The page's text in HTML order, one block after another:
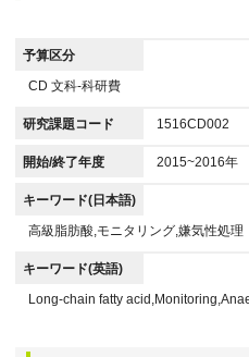
予算区分
CD 文科-科研費
研究課題コード 1516CD002
開始/終了年度 2015~2016年
キーワード(日本語)
高級脂肪酸,モニタリング,嫌気性処理
キーワード(英語)
Long-chain fatty